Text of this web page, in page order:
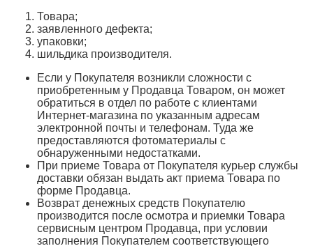
Товара;
заявленного дефекта;
упаковки;
шильдика производителя.
Если у Покупателя возникли сложности с
приобретенным у Продавца Товаром, он может
обратиться в отдел по работе с клиентами
Интернет-магазина по указанным адресам
электронной почты и телефонам. Туда же
предоставляются фотоматериалы с
обнаруженными недостатками.
При приеме Товара от Покупателя курьер службы
доставки обязан выдать акт приема Товара по
форме Продавца.
Возврат денежных средств Покупателю
производится после осмотра и приемки Товара
сервисным центром Продавца, при условии
заполнения Покупателем соответствующего